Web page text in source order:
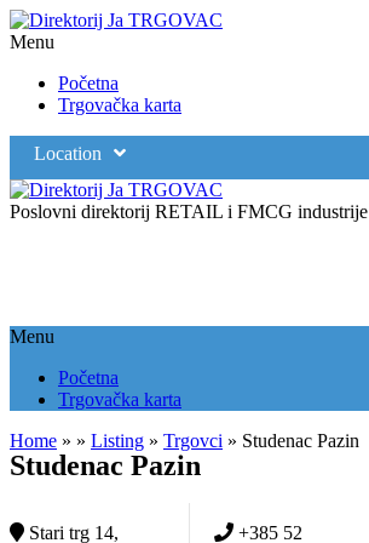
Menu
Početna
Trgovačka karta
Location
Poslovni direktorij RETAIL i FMCG industrije
Menu
Početna
Trgovačka karta
Home » » Listing » Trgovci » Studenac Pazin
Studenac Pazin
Stari trg 14,
+385 52